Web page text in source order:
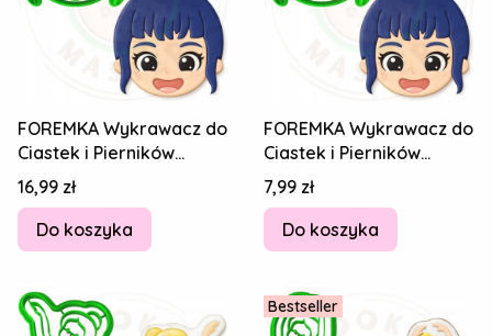
FOREMKA Wykrawacz do
Ciastek i Pierników
HUNTRIX KPop Demon
Hunters ZOEY 8cm
Cena
16,99 zł
Do koszyka
FOREMKA Wykrawacz do
Ciastek i Pierników
HUNTRIX KPop Demon
Hunters ZOEY 8cm
Cena
7,99 zł
Do koszyka
Bestseller